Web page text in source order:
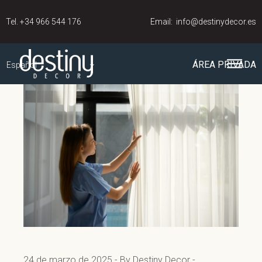
Tel. +34 966 544 176 Email: info@destinydecor.es
Español ÁREA PRIVADA